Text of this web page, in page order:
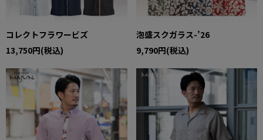
コレクトフラワービズ
13,750円(税込)
泡盛スクガラス-’26
9,790円(税込)